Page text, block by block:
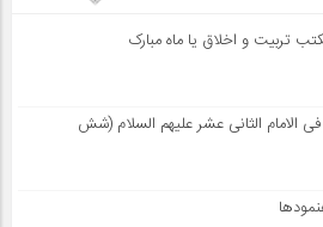
تربیت و اخلاق یا ماه مبارک
الامام الثانی عشر علیهم السلام (شش